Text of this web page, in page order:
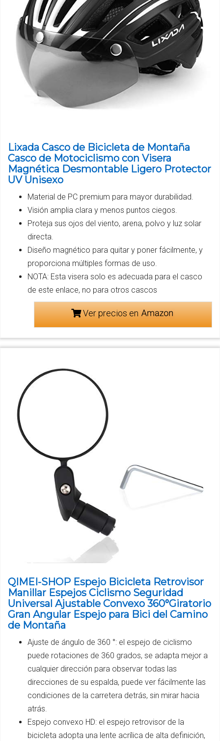
Lixada Casco de Bicicleta de Montaña
Casco de Motociclismo con Visera
Magnética Desmontable Ligero Protector
UV Unisexo
Material de PC premium para mayor durabilidad.
Visión amplia clara y menos puntos ciegos.
Proteja sus ojos del viento, arena, polvo y luz solar
directa.
Diseño magnético para quitar y poner fácilmente, y
proporciona múltiples formas de uso.
NOTA: Esta visera solo es adecuada para el casco
de este enlace, no para otros cascos
Ver precios en
QIMEI-SHOP Espejo Bicicleta Retrovisor
Manillar Espejos Ciclismo Seguridad
Universal Ajustable Convexo 360°Giratorio
Gran Angular Espejo para Bici del Camino
de Montaña
Ajuste de ángulo de 360 °: el espejo de ciclismo
puede rotaciones de 360 grados, se adapta mejor a
cualquier dirección para observar todas las
direcciones de su espalda, puede ver fácilmente las
condiciones de la carretera detrás, sin mirar hacia
atrás.
Espejo convexo HD: el espejo retrovisor de la
bicicleta adopta una lente acrílica de alta definición,